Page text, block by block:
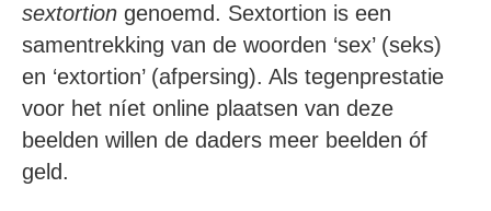
sextortion genoemd. Sextortion is een
samentrekking van de woorden ‘sex’ (seks)
en ‘extortion’ (afpersing). Als tegenprestatie
voor het níet online plaatsen van deze
beelden willen de daders meer beelden óf
geld.